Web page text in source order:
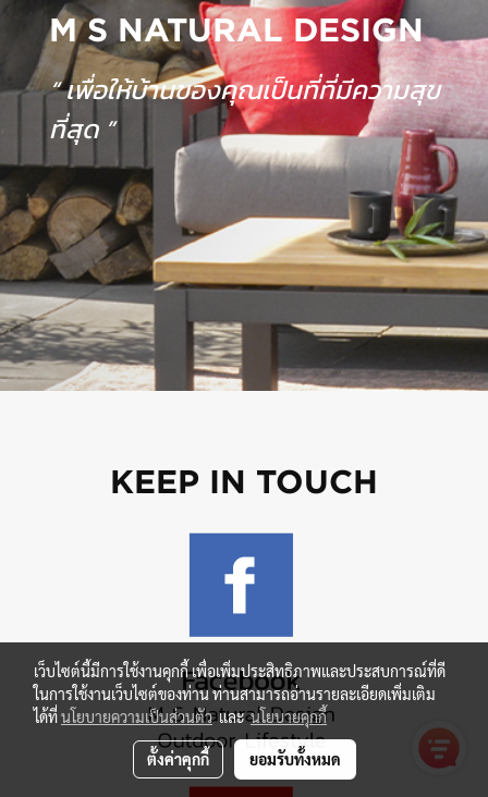
M S NATURAL DESIGN
“ เพื่อให้บ้านของคุณเป็นที่ที่มีความสุข
ที่สุด ”
KEEP IN TOUCH
เว็บไซต์นี้มีการใช้งานคุกกี้ เพื่อเพิ่มประสิทธิภาพและประสบการณ์ที่ดี
ในการใช้งานเว็บไซต์ของท่าน ท่านสามารถอ่านรายละเอียดเพิ่มเติม
ได้ที่นโยบายความเป็นส่วนตัวและนโยบายคุกกี้
ตั้งค่าคุกกี้ ยอมรับทั้งหมด